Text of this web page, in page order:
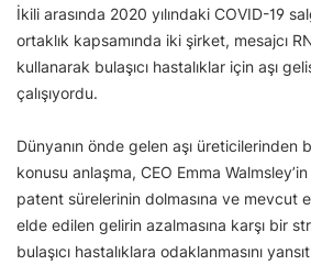
İkili arasında 2020 yılındaki COVID-19
ortaklık kapsamında iki şirket, mesajcı
kullanarak bulaşıcı hastalıklar için aşı
çalışıyordu.
Dünyanın önde gelen aşı üreticilerinden
konusu anlaşma, CEO Emma
patent sürelerinin dolmasına ve mevcut
elde edilen gelirin azalmasına karşı bir
bulaşıcı hastalıklara odaklanmasını